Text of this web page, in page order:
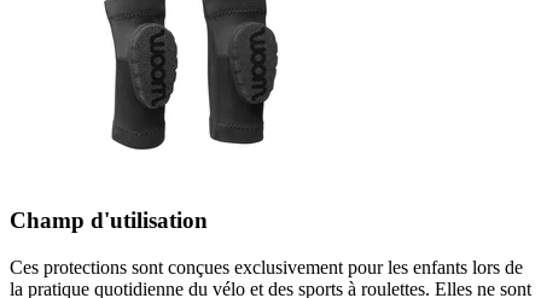
Champ d'utilisation
Ces protections sont conçues exclusivement pour les enfants lors de
la pratique quotidienne du vélo et des sports à roulettes. Elles ne sont